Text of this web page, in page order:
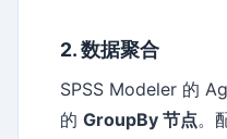
2. 数据聚合
SPSS Modeler 的
的 GroupBy 节点。